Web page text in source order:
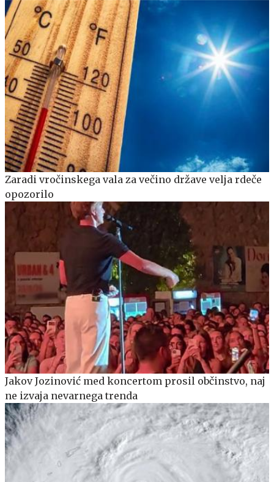
Zaradi vročinskega vala za večino države velja rdeče
opozorilo
Jakov Jozinović med koncertom prosil občinstvo, naj
ne izvaja nevarnega trenda